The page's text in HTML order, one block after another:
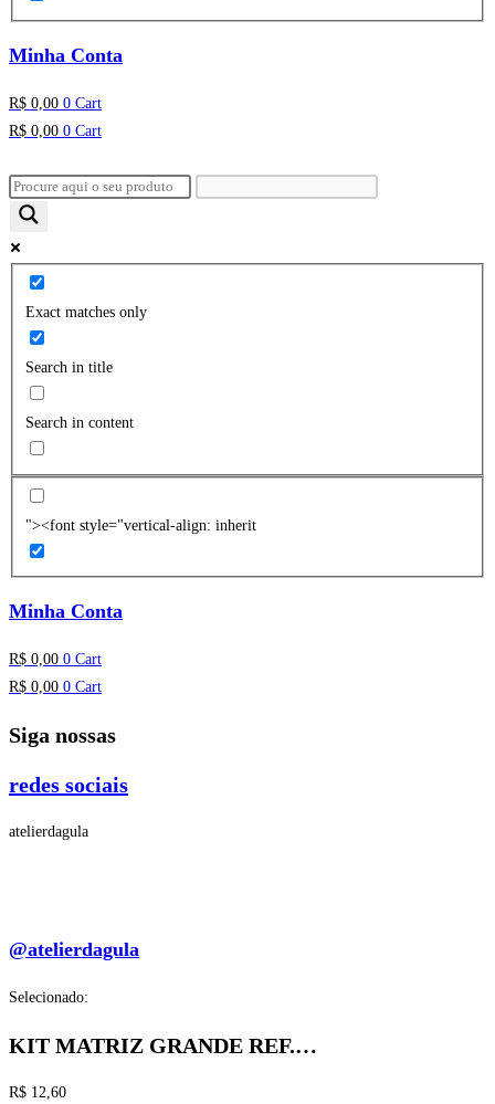
Minha Conta
R$ 0,00 0 Cart
R$ 0,00 0 Cart
Exact matches only
Search in title
Search in content
"><font style="vertical-align: inherit
Minha Conta
R$ 0,00 0 Cart
R$ 0,00 0 Cart
Siga nossas
redes sociais
atelierdagula
@atelierdagula
Selecionado:
KIT MATRIZ GRANDE REF.…
R$ 12,60